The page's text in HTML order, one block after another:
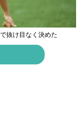
抜け目なく決めた